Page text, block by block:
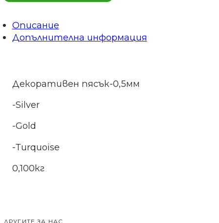
Описание
Допълнителна информация
Декоративен пясък-0,5мм
-Silver
-Gold
-Тurquoise
0,100кг
ДРУГИТЕ ЗА НАС